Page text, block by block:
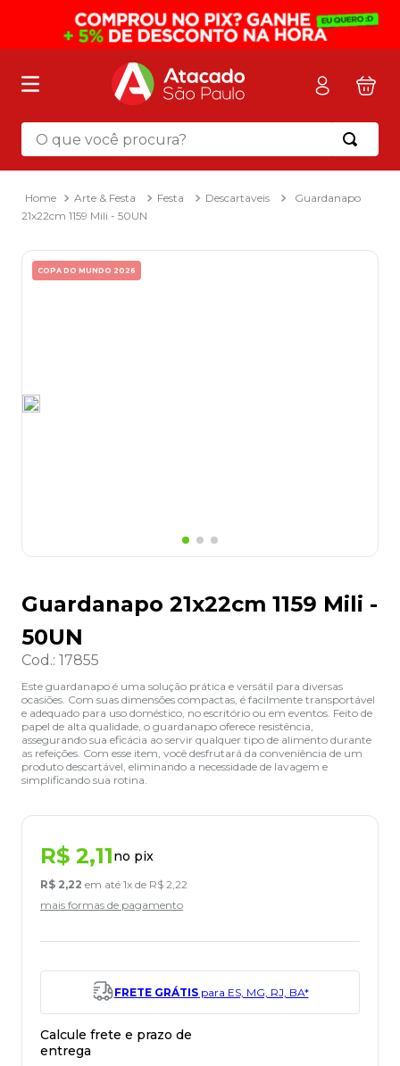
O que você procura?
Arte & Festa Festa Descartaveis
Guardanapo
21x22cm 1159 Mili - 50UN
COPA DO MUNDO 2026
Guardanapo 21x22cm 1159 Mili -
50UN
Cod.: 17855
Este guardanapo é uma solução prática e versátil para diversas
ocasiões. Com suas dimensões compactas, é facilmente transportável
e adequado para uso doméstico, no escritório ou em eventos. Feito de
papel de alta qualidade, o guardanapo oferece resistência,
assegurando sua eficácia ao servir qualquer tipo de alimento durante
as refeições. Com esse item, você desfrutará da conveniência de um
produto descartável, eliminando a necessidade de lavagem e
simplificando sua rotina.
R$ 2,11no pix
R$ 2,22 em até 1x de R$ 2,22
mais formas de pagamento
FRETE GRÁTISpara ES, MG, RJ, BA*
Termos mais buscados
mochila
2º sacola
3º mala
8